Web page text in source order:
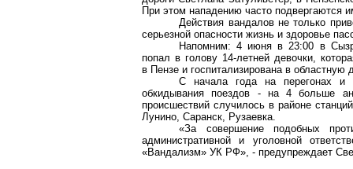
При этом нападению часто подвергаются
Действия вандалов не только
серьезной опасности жизнь и здоровье
Напомним: 4 июня в 23:00 в
попал в голову 14-летней девочки,
в Пензе и госпитализирована в
С начала года на перегонах и
обкидывания поездов - на 4 больше
происшествий случилось в районе
Лунино, Саранск, Рузаевка.
«За совершение подобных
административной и уголовной
«Вандализм» УК РФ», - предупреждает